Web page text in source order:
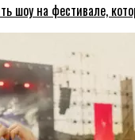
шоу на фестивале,